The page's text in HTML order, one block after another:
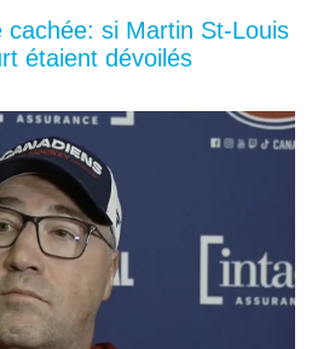
cachée: si Martin St-Louis
étaient dévoilés